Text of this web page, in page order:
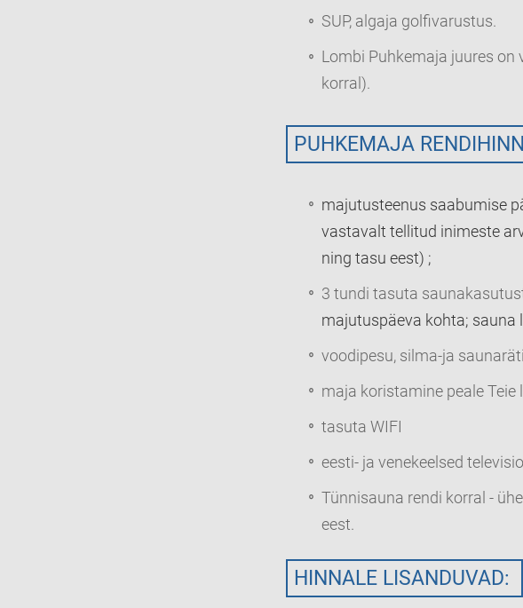
SUP, algaja golfivarustus.
Lombi Puhkemaja juures
korral).
PUHKEMAJA
majutusteenus saabumise
vastavalt tellitud inimeste
ning tasu eest) ;
3 tundi tasuta
majutuspäeva kohta; sauna
voodipesu, silma-ja
maja koristamine peale Teie
tasuta WIFI
eesti- ja venekeelsed
Tünnisauna rendi korral -
eest.
HINNALE LISANDUVAD: